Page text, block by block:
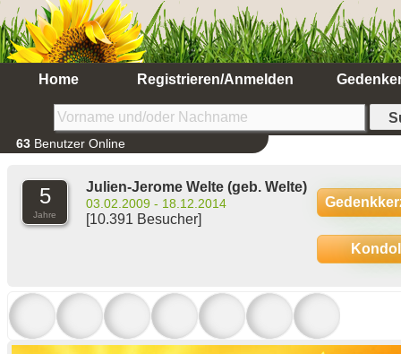
Home Registrieren/Anmelden
63 Benutzer Online
5
Jahre
Julien-Jerome Welte (geb. Welte)
03.02.2009 - 18.12.2014
[10.391 Besucher]